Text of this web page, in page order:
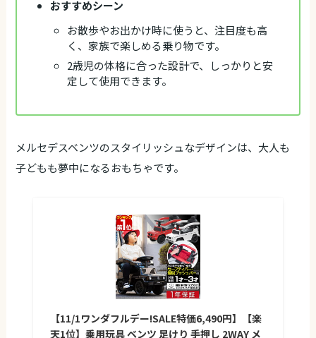
おすすめシーン
お散歩やお出かけ時に使うと、注目度も高
く、家族で楽しめる乗り物です。
2歳児の体格に合った設計で、しっかりと安
定して使用できます。
メルセデスベンツのスタイリッシュなデザインは、大人も
子どもも夢中になるおもちゃです。
【11/1ワンダフルデー!SALE特価6,490円】【楽
天1位】乗用玩具 ベンツ 足けり 手押し 2WAY メ